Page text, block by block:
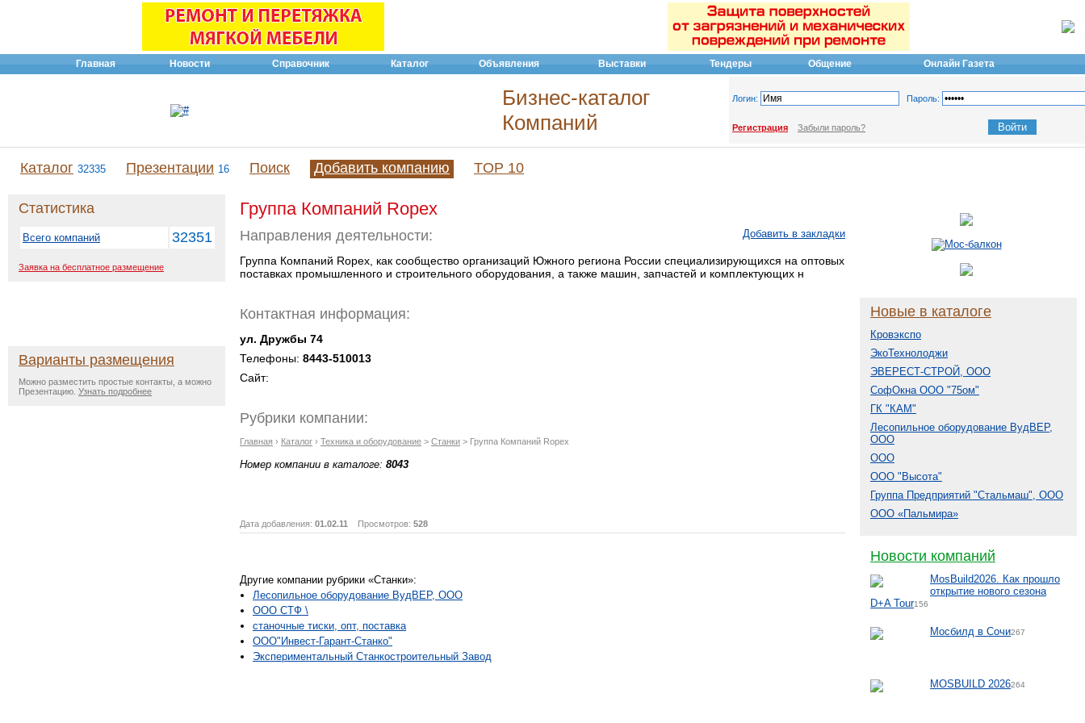
Главная Новости Справочник Каталог Объявления Выставки Тендеры Общение Онлайн Газета
Бизнес-каталог
Компаний
Логин: Пароль:
Регистрация Забыли пароль?
Каталог 32335 Презентации 16 Поиск Добавить компанию TOP 10
Статистика
Всего компаний 32351
Заявка на бесплатное размещение
Варианты размещения
Можно разместить простые контакты, а можно
Презентацию. Узнать подробнее
Группа Компаний Ropex
Добавить в закладки
Направления деятельности:
Группа Компаний Ropex, как сообщество организаций Южного региона России специализирующихся на оптовых
поставках промышленного и строительного оборудования, а также машин, запчастей и комплектующих н
Контактная информация:
ул. Дружбы 74
Телефоны: 8443-510013
Сайт:
Рубрики компании:
Главная › Каталог › Техника и оборудование > Станки > Группа Компаний Ropex
Номер компании в каталоге: 8043
Дата добавления: 01.02.11 Просмотров: 528
Другие компании рубрики «Станки»:
Лесопильное оборудование ВудВЕР, ООО
ООО СТФ \
станочные тиски, опт, поставка
ООО"Инвест-Гарант-Станко"
Экспериментальный Станкостроительный Завод
Новые в каталоге
Кровэкспо
ЭкоТехнолоджи
ЭВЕРЕСТ-СТРОЙ, ООО
СофОкна ООО "75ом"
ГК "КАМ"
Лесопильное оборудование ВудВЕР,
ООО
ООО
ООО "Высота"
Группа Предприятий "Стальмаш", ООО
ООО «Пальмира»
Новости компаний
MosBuild2026. Как прошло
открытие нового сезона
D+A Tour156
Мосбилд в Сочи267
MOSBUILD 2026264